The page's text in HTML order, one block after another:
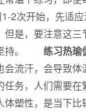
次开始，先适应
是，要注意这三
坚持。 练习热瑜
流汗，会导致
务，人们需要
塑性，是当下比